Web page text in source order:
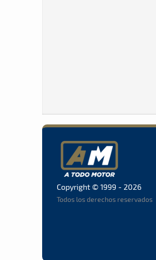
Copyright © 1999 - 2026
Todos los derechos reservados